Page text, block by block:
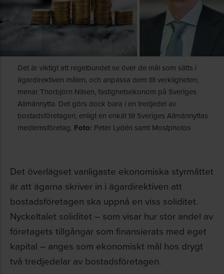
Det är viktigt att regelbundet se över de mål som sätts i
ägardirektiven målen, och anpassa dem till verkligheten,
menar Thorbjörn Nilsen, fastighetsekonom på Sveriges
Allmännytta. Det görs dock bara i en tredjedel av
bostadsföretagen, enligt en enkät till Sveriges Allmännyttas
medlemsföretag. Foto: Peter Lydén samt Mostphotos
Det överlägset vanligaste ekonomiska styrmåttet
är att ägarna skriver in i ägardirektiven att
bostadsföretagen ska uppnå en viss soliditet.
Nyckeltalet soliditet – som visar hur stor andel av
företagets tillgångar som finansierats med eget
kapital – anges som ekonomiskt mål hos drygt
två tredjedelar av bostadsföretagen.